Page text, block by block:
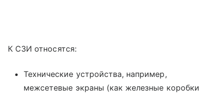
К СЗИ относятся:
Технические устройства, например,
межсетевые экраны (как железные коробки